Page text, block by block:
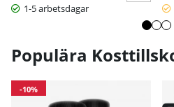
1-5 arbetsdagar
Populära
-10%